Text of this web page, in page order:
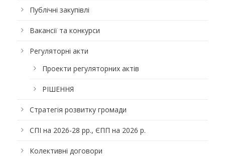
Публічні закупівлі
Вакансії та конкурси
Регуляторні акти
Проекти регуляторних актів
РІШЕННЯ
Стратегія розвитку громади
СПІ на 2026-28 рр., ЄПП на 2026 р.
Колективні договори